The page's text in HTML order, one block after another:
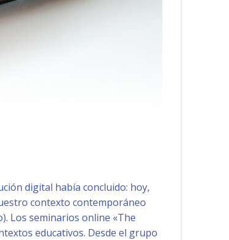
digital había concluido: hoy,
contexto contemporáneo
Los seminarios online «The
educativos. Desde el grupo